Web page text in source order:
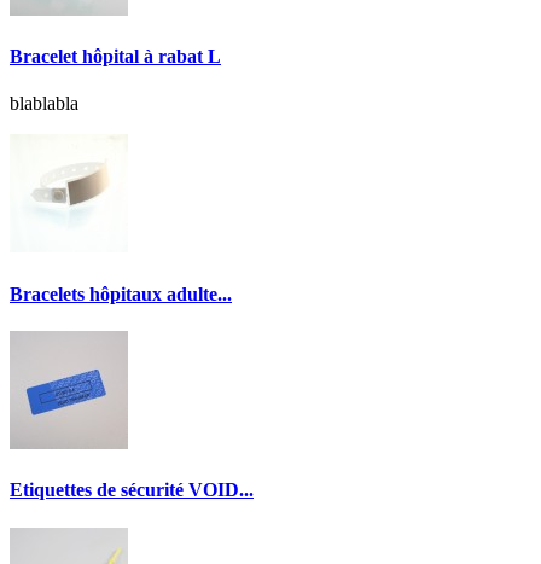
Bracelet hôpital à rabat L
blablabla
Bracelets hôpitaux adulte...
Etiquettes de sécurité VOID...